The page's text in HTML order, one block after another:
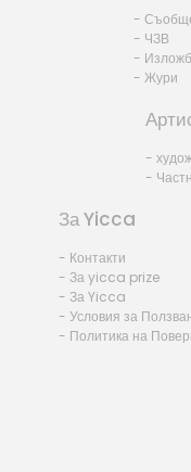
-
- ЧЗВ
-
- Жури
-
-
За Yicca
- Контакти
- За yicca prize
- За Yicca
- Условия за
- Политика на